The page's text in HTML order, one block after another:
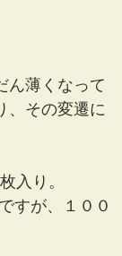
ん薄くなって
、その変遷に
入り。
すが、１００